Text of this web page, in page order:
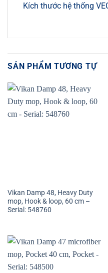
Kích thước hệ thống
SẢN PHẨM TƯƠNG TỰ
Vikan Damp 48, Heavy Duty
mop, Hook & loop, 60 cm –
Serial: 548760